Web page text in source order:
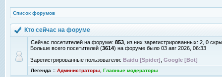
Список форумов
Кто сейчас на форуме
Сейчас посетителей на форуме: 853 , из них зарегистрированных: 2, 0
Больше всего посетителей (3614) на форуме было 03 авг 2026, 06:33
Зарегистрированные пользователи: Baidu [Spider] Google [Bot]
Легенда :: Администраторы Главные модераторы